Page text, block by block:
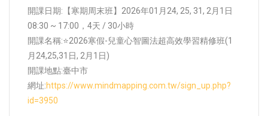
開課日期:【寒期周末班】2026年01月24, 25, 31, 2月1日
08:30 ~ 17:00，4天 / 30小時
開課名稱:⭐2026寒假-兒童心智圖法超高效學習精修班(1
月24,25,31日, 2月1日)
開課地點:臺中市
網址:https://www.mindmapping.com.tw/sign_up.php?
id=3950